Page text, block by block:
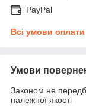
PayPal
Всі умови оплати
Умови
Законом не
належної якості